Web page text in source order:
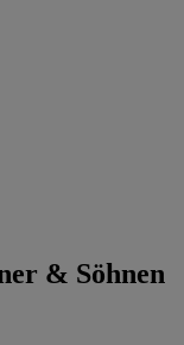
& Söhnen